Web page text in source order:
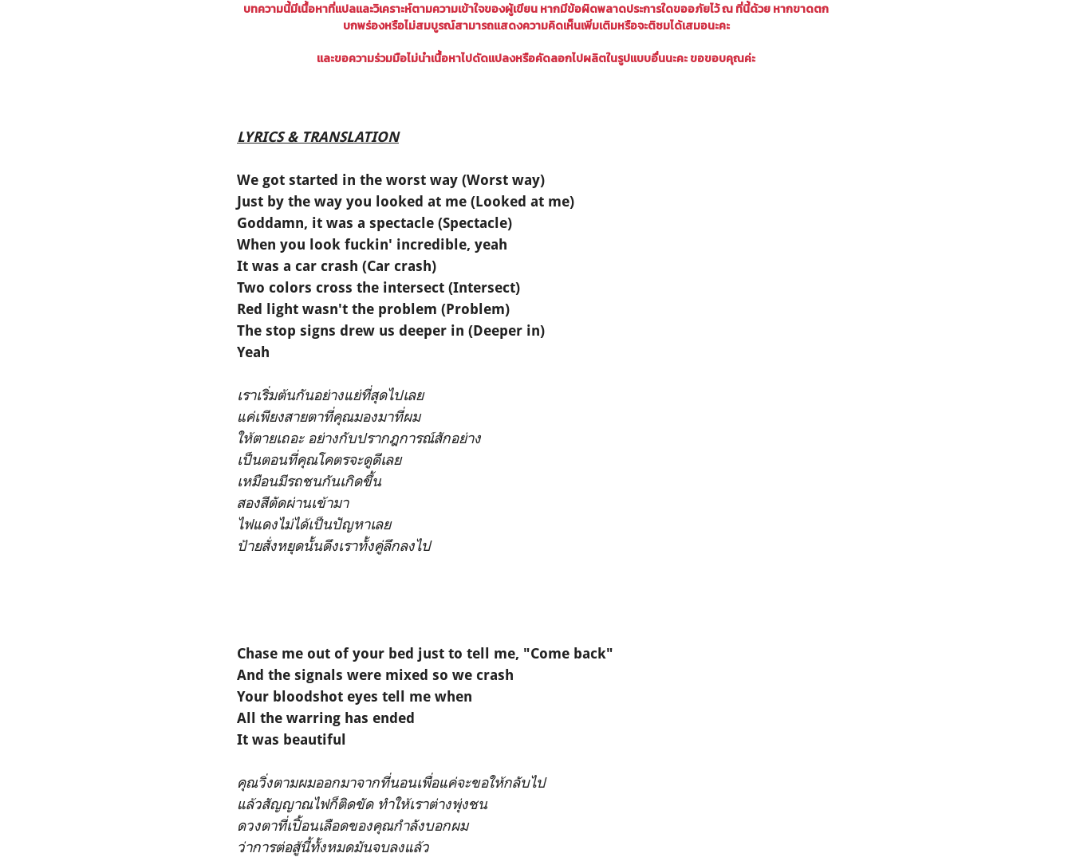
บทความนี้มีเนื้อหาที่แปลและวิเคราะห์ตามความเข้าใจของผู้เขียนหากมีข้อผิดพลาดประการใดขออภัยไว้ ณ ที่นี้ด้วยหากขาดตก
บกพร่องหรือไม่สมบูรณ์สามารถแสดงความคิดเห็นเพิ่มเติมหรือจะติชมได้เสมอนะคะ
และขอความร่วมมือไม่นำเนื้อหาไปดัดแปลงหรือคัดลอกไปผลิตในรูปแบบอื่นนะคะ ขอขอบคุณค่ะ
LYRICS & TRANSLATION
We got started in the worst way (Worst way)
Just by the way you looked at me (Looked at me)
Goddamn, it was a spectacle (Spectacle)
When you look fuckin' incredible, yeah
It was a car crash (Car crash)
Two colors cross the intersect (Intersect)
Red light wasn't the problem (Problem)
The stop signs drew us deeper in (Deeper in)
Yeah
เราเริ่มต้นกันอย่างแย่ที่สุดไปเลย
แค่เพียงสายตาที่คุณมองมาที่ผม
ให้ตายเถอะ อย่างกับปรากฎการณ์สักอย่าง
เป็นตอนที่คุณโคตรจะดูดีเลย
เหมือนมีรถชนกันเกิดขึ้น
สองสีตัดผ่านเข้ามา
ไฟแดงไม่ได้เป็นปัญหาเลย
ป้ายสั่งหยุดนั้นดึงเราทั้งคู่ลึกลงไป
Chase me out of your bed just to tell me, "Come back"
And the signals were mixed so we crash
Your bloodshot eyes tell me when
All the warring has ended
It was beautiful
คุณวิ่งตามผมออกมาจากที่นอนเพื่อแค่จะขอให้กลับไป
แล้วสัญญาณไฟก็ติดขัด ทำให้เราต่างพุ่งชน
ดวงตาที่เปิ้อนเลือดของคุณกำลังบอกผม
ว่าการต่อสู้นี้ทั้งหมดมันจบลงแล้ว